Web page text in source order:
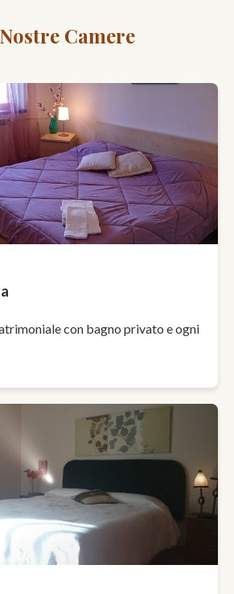
Camere
con bagno privato e ogni